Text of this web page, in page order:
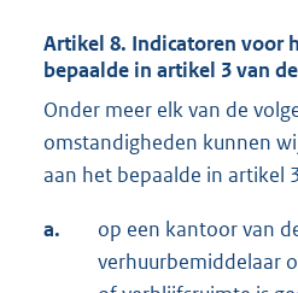
Artikel 8. Indicatoren voor
bepaalde in artikel 3 van
Onder meer elk van de
omstandigheden kunnen
aan het bepaalde in artikel
a.
op een kantoor van
verhuurbemiddelaar